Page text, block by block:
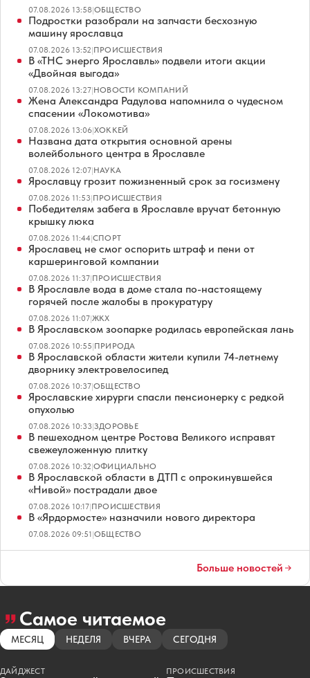
07.08.2026 13:58|ОБЩЕСТВО
Подростки разобрали на запчасти бесхозную
машину ярославца
07.08.2026 13:52|ПРОИСШЕСТВИЯ
В «ТНС энерго Ярославль» подвели итоги акции
«Двойная выгода»
07.08.2026 13:27|НОВОСТИ КОМПАНИЙ
Жена Александра Радулова напомнила о чудесном
спасении «Локомотива»
07.08.2026 13:06|ХОККЕЙ
Названа дата открытия основной арены
волейбольного центра в Ярославле
07.08.2026 12:07|НАУКА
Ярославцу грозит пожизненный срок за госизмену
07.08.2026 11:53|ПРОИСШЕСТВИЯ
Победителям забега в Ярославле вручат бетонную
крышку люка
07.08.2026 11:44|СПОРТ
Ярославец не смог оспорить штраф и пени от
каршеринговой компании
07.08.2026 11:37|ПРОИСШЕСТВИЯ
В Ярославле вода в доме стала по-настоящему
горячей после жалобы в прокуратуру
07.08.2026 11:07|ЖКХ
В Ярославском зоопарке родилась европейская лань
07.08.2026 10:55|ПРИРОДА
В Ярославской области жители купили 74-летнему
дворнику электровелосипед
07.08.2026 10:37|ОБЩЕСТВО
Ярославские хирурги спасли пенсионерку с редкой
опухолью
07.08.2026 10:33|ЗДОРОВЬЕ
В пешеходном центре Ростова Великого исправят
свежеуложенную плитку
07.08.2026 10:32|ОФИЦИАЛЬНО
В Ярославской области в ДТП с опрокинувшейся
«Нивой» пострадали двое
07.08.2026 10:17|ПРОИСШЕСТВИЯ
В «Ярдормосте» назначили нового директора
07.08.2026 09:51|ОБЩЕСТВО
Больше новостей
Самое читаемое
МЕСЯЦ НЕДЕЛЯ ВЧЕРА СЕГОДНЯ
ДАЙДЖЕСТ ПРОИСШЕСТВИЯ